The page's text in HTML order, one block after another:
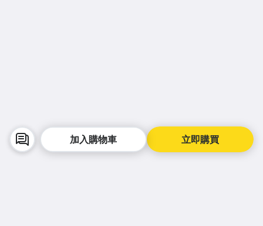
立即購買
加入購物車